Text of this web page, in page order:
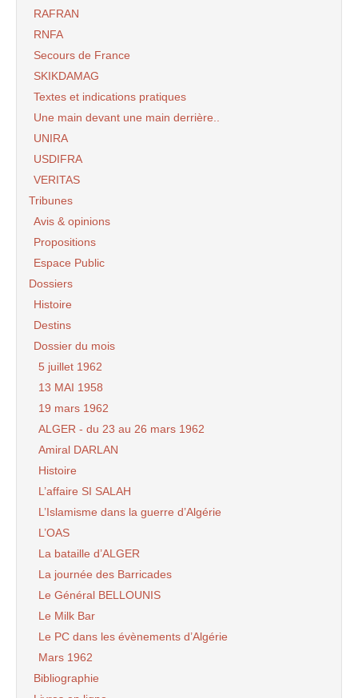
RAFRAN
RNFA
Secours de France
SKIKDAMAG
Textes et indications pratiques
Une main devant une main derrière..
UNIRA
USDIFRA
VERITAS
Tribunes
Avis & opinions
Propositions
Espace Public
Dossiers
Histoire
Destins
Dossier du mois
5 juillet 1962
13 MAI 1958
19 mars 1962
ALGER - du 23 au 26 mars 1962
Amiral DARLAN
Histoire
L’affaire SI SALAH
L’Islamisme dans la guerre d’Algérie
L’OAS
La bataille d’ALGER
La journée des Barricades
Le Général BELLOUNIS
Le Milk Bar
Le PC dans les évènements d’Algérie
Mars 1962
Bibliographie